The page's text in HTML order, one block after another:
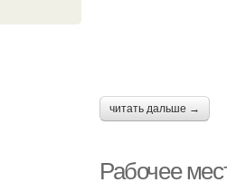
читать дальше →
Рабочее